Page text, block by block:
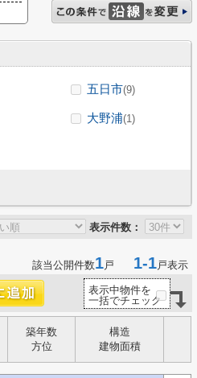
五日市(9)
大野浦(1)
表示件数：
該当公開件数1戸 1-1戸表示
表示中物件を
一括でチェック
築年数
方位
構造
建物面積